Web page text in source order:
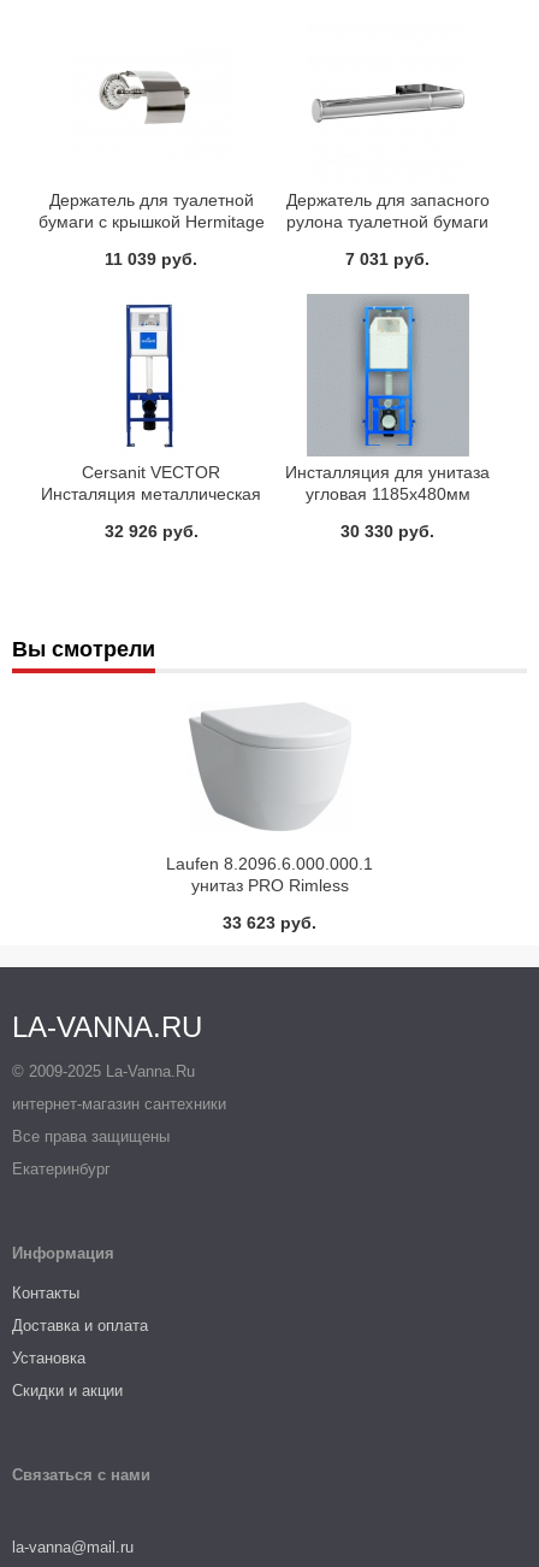
Держатель для туалетной
бумаги с крышкой Hermitage
11 039 руб.
Держатель для запасного
рулона туалетной бумаги
Standard
7 031 руб.
Cersanit VECTOR
Инсталяция металлическая
32 926 руб.
Инсталляция для унитаза
угловая 1185х480мм
30 330 руб.
Вы смотрели
Laufen 8.2096.6.000.000.1
унитаз PRO Rimless
33 623 руб.
LA-VANNA.RU
© 2009-2025 La-Vanna.Ru
интернет-магазин сантехники
Все права защищены
Екатеринбург
Информация
Контакты
Доставка и оплата
Установка
Скидки и акции
Связаться с нами
la-vanna@mail.ru